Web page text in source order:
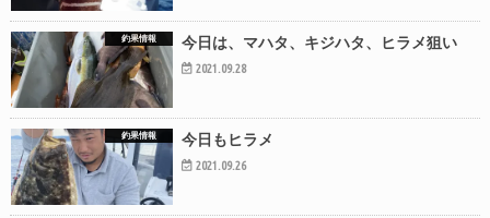
釣果情報 今日は、マハタ、キジハタ、ヒラメ狙い
2021.09.28
釣果情報 今日もヒラメ
2021.09.26